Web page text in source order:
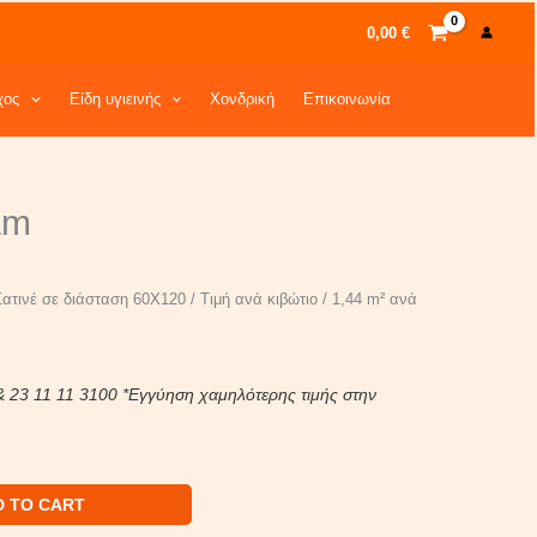
0,00€
Είδη υγιεινής Χονδρική Επικοινωνία
€.
σε διάσταση 60Χ120 / Τιμή ανά κιβώτιο / 1,44 m² ανά
11 11 3100 *Εγγύηση χαμηλότερης τιμής στην
TO CART